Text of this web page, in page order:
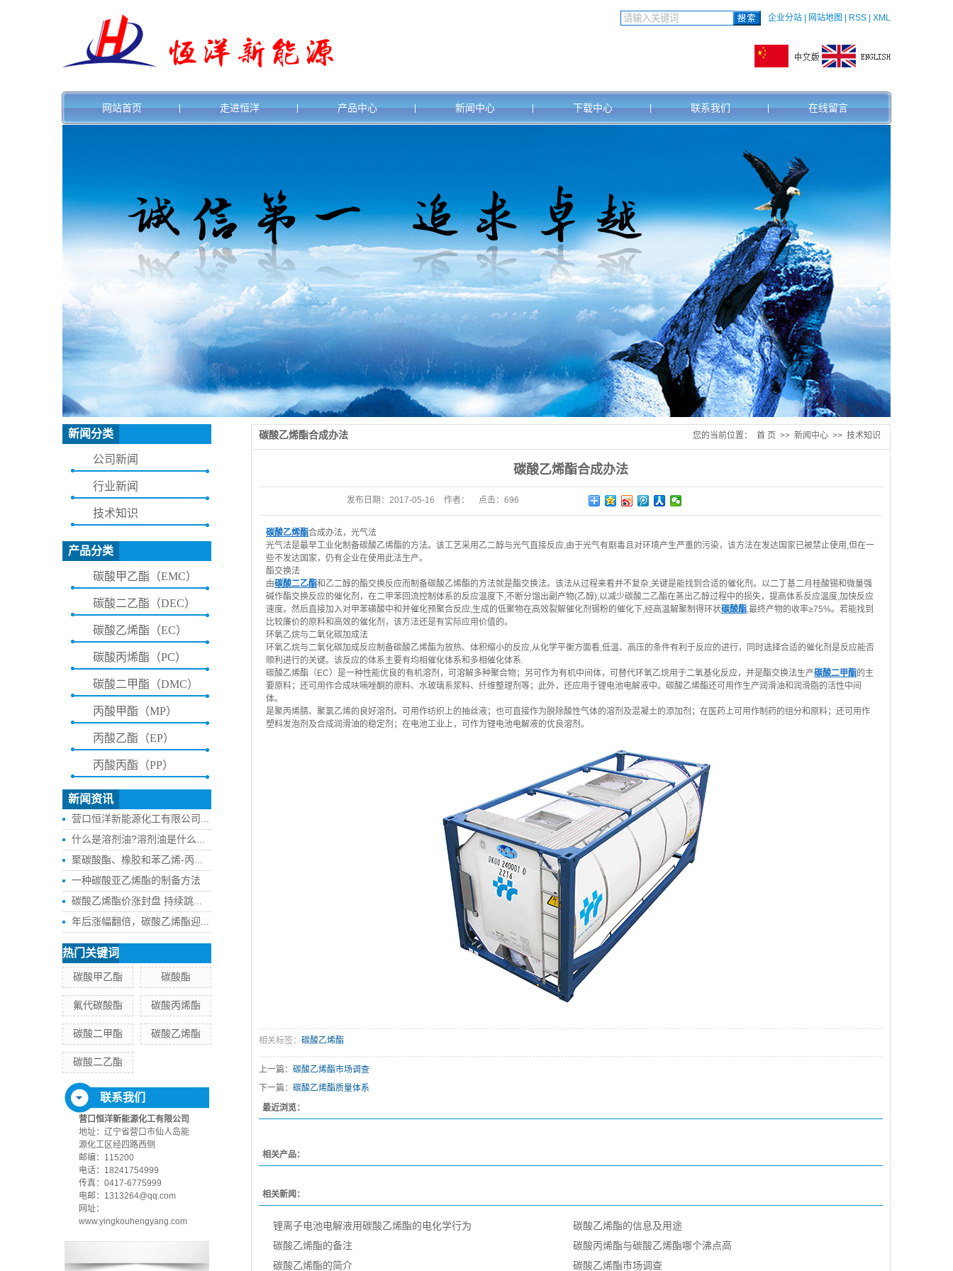
企业分站 网站地图 RSS XML
网站首页 走进恒洋 产品中心 新闻中心 下载中心 联系我们 在线留言
新闻分类
公司新闻
行业新闻
技术知识
产品分类
碳酸甲乙酯（EMC）
碳酸二乙酯（DEC）
碳酸乙烯酯（EC）
碳酸丙烯酯（PC）
碳酸二甲酯（DMC）
丙酸甲酯（MP）
丙酸乙酯（EP）
丙酸丙酯（PP）
新闻资讯
营口恒洋新能源化工有限公司...
什么是溶剂油?溶剂油是什么...
聚碳酸酯、橡胶和苯乙烯-丙...
一种碳酸亚乙烯酯的制备方法
碳酸乙烯酯价涨封盘 持续跳...
年后涨幅翻倍，碳酸乙烯酯迎...
热门关键词
碳酸甲乙酯 碳酸酯
氟代碳酸酯 碳酸丙烯酯
碳酸二甲酯 碳酸乙烯酯
碳酸二乙酯
联系我们
营口恒洋新能源化工有限公司
地址：辽宁省营口市仙人岛能
源化工区经四路西侧
邮编：115200
电话：18241754999
传真：0417-6775999
电邮：1313264@qq.com
网址：
www.yingkouhengyang.com
碳酸乙烯酯合成办法 您的当前位置： 首 页 >> 新闻中心 >> 技术知识
碳酸乙烯酯合成办法
发布日期： 2017-05-16 作者： 点击： 696
碳酸乙烯酯合成办法，光气法
光气法是最早工业化制备碳酸乙烯酯的方法。该工艺采用乙二醇与光气直接反应,由于光气有剧毒且对环境产生严重的污染，该方法在发达国家已被禁止使用,但在一
些不发达国家，仍有企业在使用此法生产。
酯交换法
由碳酸二乙酯和乙二醇的酯交换反应而制备碳酸乙烯酯的方法就是酯交换法。该法从过程来看并不复杂,关键是能找到合适的催化剂。以二丁基二月桂酸锡和微量强
碱作酯交换反应的催化剂，在二甲苯回流控制体系的反应温度下,不断分馏出副产物(乙醇),以减少碳酸二乙酯在蒸出乙醇过程中的损失，提高体系反应温度,加快反应
速度。然后直接加入对甲苯磺酸中和并催化预聚合反应,生成的低聚物在高效裂解催化剂锡粉的催化下,经高温解聚制得环状碳酸酯,最终产物的收率≥75%。若能找到
比较廉价的原料和高效的催化剂，该方法还是有实际应用价值的。
环氧乙烷与二氧化碳加成法
环氧乙烷与二氧化碳加成反应制备碳酸乙烯酯为放热、体积缩小的反应,从化学平衡方面看,低温、高压的条件有利于反应的进行，同时选择合适的催化剂是反应能否
顺利进行的关键。该反应的体系主要有均相催化体系和多相催化体系.
碳酸乙烯酯（EC）是一种性能优良的有机溶剂，可溶解多种聚合物；另可作为有机中间体，可替代环氧乙烷用于二氧基化反应，并是酯交换法生产碳酸二甲酯的主
要原料；还可用作合成呋喃唑酮的原料、水玻璃系浆料、纤维整理剂等；此外，还应用于锂电池电解液中。碳酸乙烯酯还可用作生产润滑油和润滑脂的活性中间
体。
是聚丙烯腈、聚氯乙烯的良好溶剂。可用作纺织上的抽丝液；也可直接作为脱除酸性气体的溶剂及混凝土的添加剂；在医药上可用作制药的组分和原料；还可用作
塑料发泡剂及合成润滑油的稳定剂；在电池工业上，可作为锂电池电解液的优良溶剂。
相关标签： 碳酸乙烯酯
上一篇： 碳酸乙烯酯市场调查
下一篇： 碳酸乙烯酯质量体系
最近浏览：
相关产品：
相关新闻：
锂离子电池电解液用碳酸乙烯酯的电化学行为
碳酸乙烯酯的信息及用途
碳酸乙烯酯的备注
碳酸丙烯酯与碳酸乙烯酯哪个沸点高
碳酸乙烯酯的简介
碳酸乙烯酯市场调查